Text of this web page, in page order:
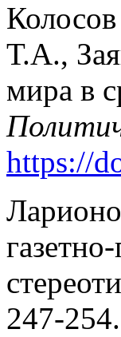
Т.А.,
мира в
https://
247-254.